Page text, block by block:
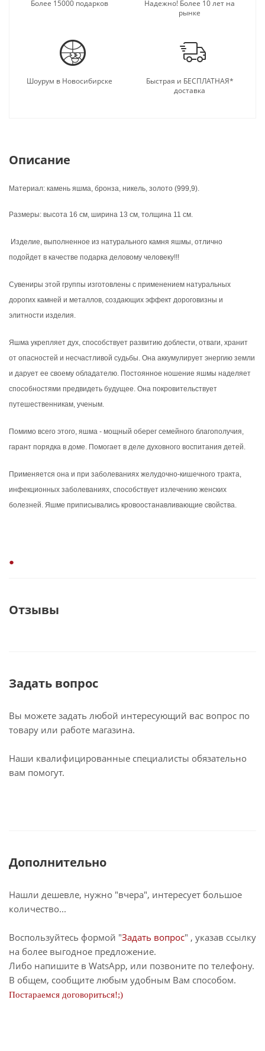
Более 15000 подарков
Надежно! Более 10 лет на
рынке
Шоурум в Новосибирске
Быстрая и БЕСПЛАТНАЯ*
доставка
Описание
Материал: камень яшма, бронза, никель, золото (999,9).
Размеры: высота 16 см, ширина 13 см, толщина 11 см.
Изделие, выполненное из натурального камня яшмы, отлично
подойдет в качестве подарка деловому человеку!!!
Сувениры этой группы изготовлены с применением натуральных
дорогих камней и металлов, создающих эффект дороговизны и
элитности изделия.
Яшма укрепляет дух, способствует развитию доблести, отваги, хранит
от опасностей и несчастливой судьбы. Она аккумулирует энергию земли
и дарует ее своему обладателю. Постоянное ношение яшмы наделяет
способностями предвидеть будущее. Она покровительствует
путешественникам, ученым.
Помимо всего этого, яшма - мощный оберег семейного благополучия,
гарант порядка в доме. Помогает в деле духовного воспитания детей.
Применяется она и при заболеваниях желудочно-кишечного тракта,
инфекционных заболеваниях, способствует излечению женских
болезней. Яшме приписывались кровоостанавливающие свойства.
Отзывы
Задать вопрос
Вы можете задать любой интересующий вас вопрос по
товару или работе магазина.
Наши квалифицированные специалисты обязательно
вам помогут.
Дополнительно
Нашли дешевле, нужно "вчера", интересует большое
количество...
Воспользуйтесь формой "Задать вопрос" , указав ссылку
на более выгодное предложение.
Либо напишите в WatsApp, или позвоните по телефону.
В общем, сообщите любым удобным Вам способом.
Постараемся договориться!;)